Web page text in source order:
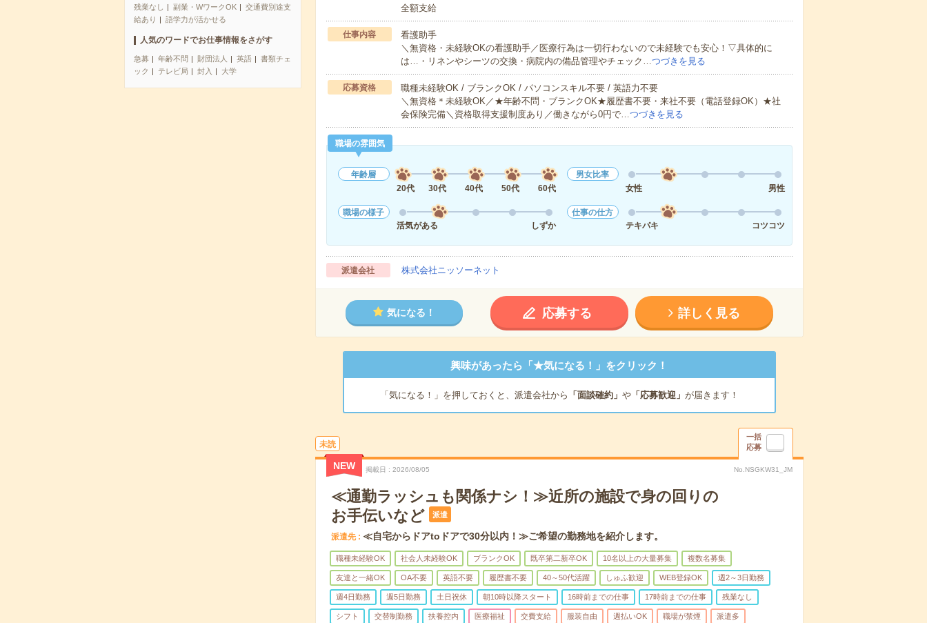
残業なし
副業・WワークOK
交通費別途支
給あり
語学力が活かせる
人気のワードでお仕事情報をさがす
急募 年齢不問 財団法人 英語
書類チェ
ック
テレビ局 封入 大学
全額支給
仕事内容
看護助手
＼無資格・未経験OKの看護助手／医療行為は一切行わないので未経験でも安心！▽具体的に
は…・リネンやシーツの交換・病院内の備品管理やチェック…つづきを見る
応募資格
職種未経験OK / ブランクOK / パソコンスキル不要 / 英語力不要
＼無資格＊未経験OK／★年齢不問・ブランクOK★履歴書不要・来社不要（電話登録OK）★社
会保険完備＼資格取得支援制度あり／働きながら0円で…つづきを見る
職場の雰囲気
年齢層
20代
30代 40代 50代 60代
男女比率
女性
男性
職場の様子
活気がある
しずか
仕事の仕方
テキパキ
コツコツ
派遣会社 株式会社ニッソーネット
気になる！ 応募する 詳しく見る
興味があったら「★気になる！」をクリック！
「気になる！」を押しておくと、派遣会社から 「面談確約」 や「応募歓迎」 が届きます！
未読
一括
応募
NEW 掲載日 2026/08/05 No.NSGKW31_JM
≪通勤ラッシュも関係ナシ！≫近所の施設で身の回りの
お手伝いなど
派遣
派遣先 ≪自宅からドアtoドアで30分以内！≫ご希望の勤務地を紹介します。
職種未経験OK 社会人未経験OK ブランクOK 既卒第二新卒OK 10名以上の大量募集 複数名募集
友達と一緒OK OA不要 英語不要 履歴書不要 40～50代活躍 しゅふ歓迎 WEB登録OK 週2～3日勤務
週4日勤務 週5日勤務 土日祝休 朝10時以降スタート 16時前までの仕事 17時前までの仕事 残業なし
シフト 交替制勤務 扶養控内 医療福祉 交費支給 服装自由 週払いOK 職場が禁煙 派遣多